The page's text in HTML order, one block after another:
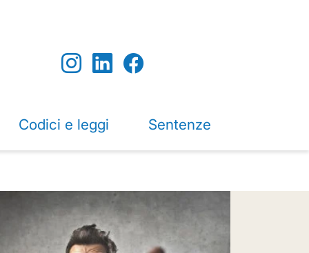
Codici e leggi Sentenze